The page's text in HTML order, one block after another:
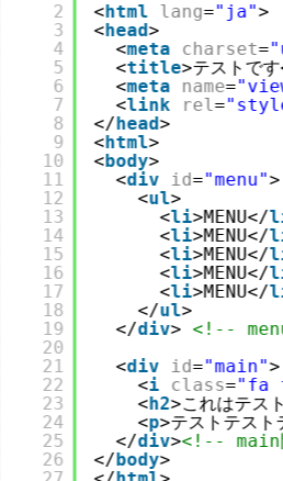
2
3
4
5
6
7
8
9
10
11
12
13
14
15
16
17
18
19
20
21
22
23
24
25
26
<html lang="ja">
<head>
<meta charset=
<title>テストで
<meta name=
<link rel=
</head>
<html>
<body>
<div id="menu">
<ul>
<li>MENU</
<li>MENU</
<li>MENU</
<li>MENU</
<li>MENU</
</ul>
</div> <!--
<div id="main">
<i class="fa
<h2>これはテス
<p>テストテスト
</div><!-- main
</body>